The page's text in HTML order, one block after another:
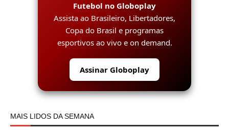
Futebol no Globoplay
Assista ao Brasileiro, Libertadores,
Copa do Brasil e programas
esportivos ao vivo e on demand.
Assinar Globoplay
MAIS LIDOS DA SEMANA